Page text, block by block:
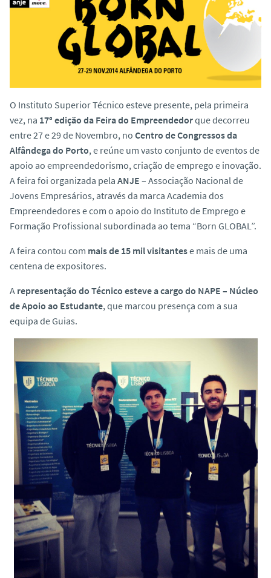
O Instituto Superior Técnico esteve presente, pela primeira
vez, na 17ª edição da Feira do Empreendedorque decorreu
entre27 e 29 de Novembro, no Centro de Congressos da
Alfândega do Porto, e reúne um vasto conjunto de eventos de
apoio ao empreendedorismo, criação de emprego e inovação.
A feira foi organizada pela ANJE – Associação Nacional de
Jovens Empresários, através da marca Academia dos
Empreendedores e com o apoio do Instituto de Emprego e
Formação Profissional subordinada ao tema “Born GLOBAL”.
A feira contou com mais de 15 mil visitantese mais de uma
centena de expositores.
A representação do Técnico esteve a cargo do NAPE – Núcleo
de Apoio ao Estudante, que marcou presença com a sua
equipa de Guias.